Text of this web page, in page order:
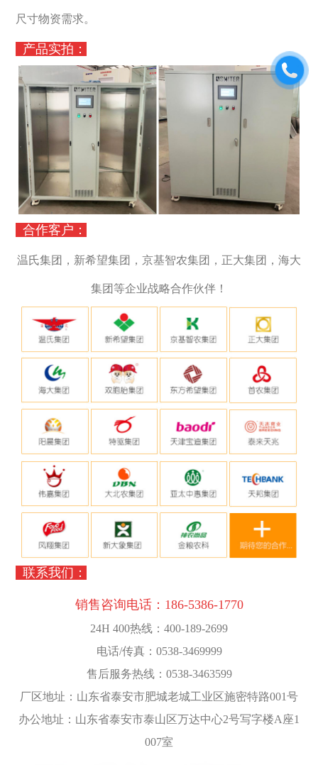
尺寸物资需求。
产品实拍 ：
合作客户：
温氏集团，新希望集团，京基智农集团，正大集团，海大
集团等企业战略合作伙伴！
联系我们：
销售咨询电话： 186-5386-1770
24H 400热线：400-189-2699
电话/传真：0538-3469999
售后服务热线：0538-3463599
厂区地址：山东省泰安市肥城老城工业区施密特路001号
办公地址：山东省泰安市泰山区万达中心2号写字楼A座1
007室